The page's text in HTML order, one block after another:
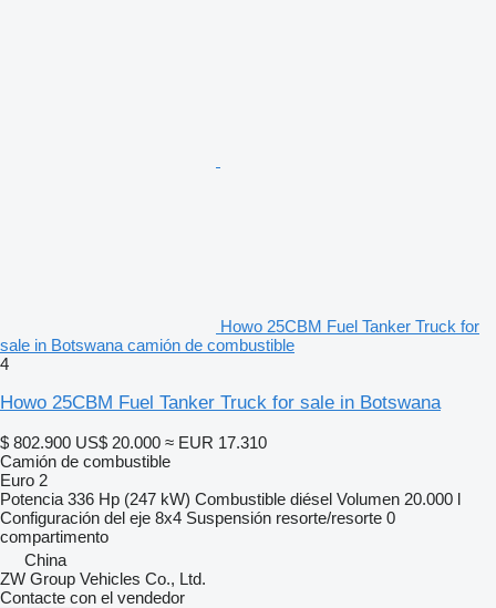
Howo 25CBM Fuel Tanker Truck for
sale in Botswana camión de combustible
4
Howo 25CBM Fuel Tanker Truck for sale in Botswana
$ 802.900 US$ 20.000 ≈ EUR 17.310
Camión de combustible
Euro 2
Potencia 336 Hp (247 kW) Combustible diésel Volumen 20.000 l
Configuración del eje 8x4 Suspensión resorte/resorte 0
compartimento
China
ZW Group Vehicles Co., Ltd.
Contacte con el vendedor